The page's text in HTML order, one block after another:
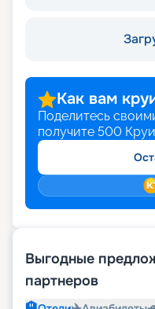
Как вам
Поделитесь
получите 500
Выгодные
партнеров